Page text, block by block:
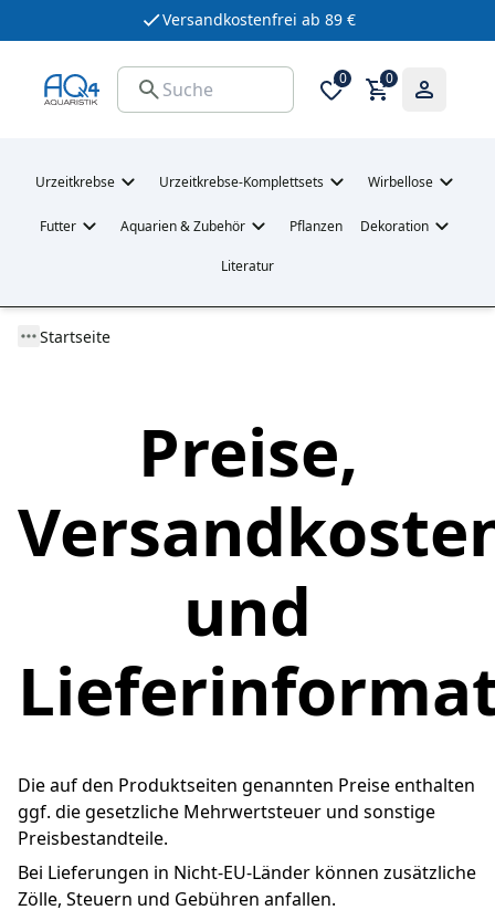
Versandkostenfrei ab 89 €
0 0
Urzeitkrebse Urzeitkrebse-Komplettsets Wirbellose
Futter Aquarien & Zubehör Pflanzen Dekoration
Literatur
Startseite
Preise,
und
Die auf den Produktseiten genannten Preise enthalten
ggf. die gesetzliche Mehrwertsteuer und sonstige
Preisbestandteile.
Bei Lieferungen in Nicht-EU-Länder können zusätzliche
Zölle, Steuern und Gebühren anfallen.